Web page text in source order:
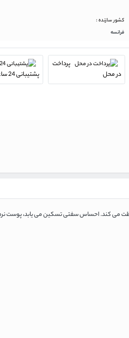
کشور سازنده :
فرانسه
پرداخت
در محل
پشتیبانی 24 ساعته
می کند. احساس سفتی تسکین می یابد، پوست